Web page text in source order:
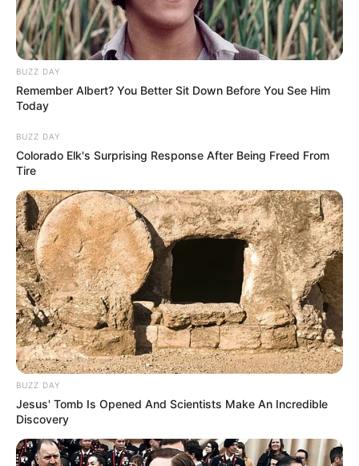
BUZZ DAY
Remember Albert? You Better Sit Down Before You See Him
Today
BUZZ DAY
Colorado Elk's Surprising Response After Being Freed From
Tire
BUZZ DAY
Jesus' Tomb Is Opened And Scientists Make An Incredible
Discovery